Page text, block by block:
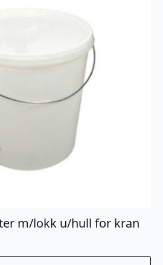
m/lokk u/hull for kran